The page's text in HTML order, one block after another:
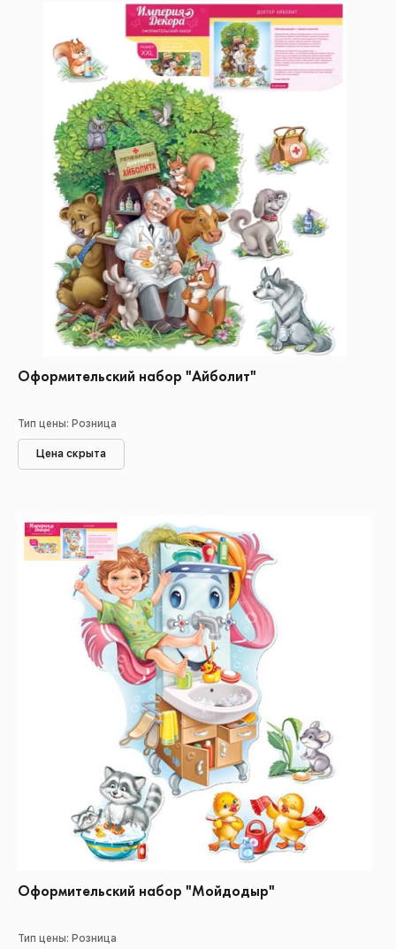
Оформительский набор "Айболит"
Тип цены: Розница
Цена скрыта
Оформительский набор "Мойдодыр"
Тип цены: Розница